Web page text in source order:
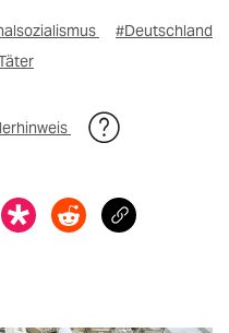
#Deutschland